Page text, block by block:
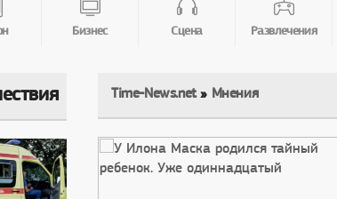
Бизнес Сцена Развлечения
Time-News.net» Мнения